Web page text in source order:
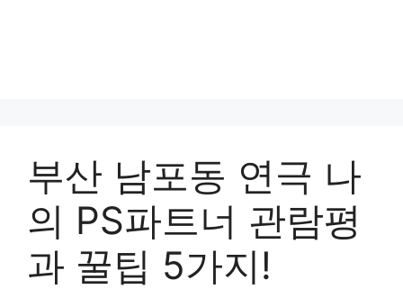
부산 남포동 연극 나
의 PS파트너 관람평
과 꿀팁 5가지!